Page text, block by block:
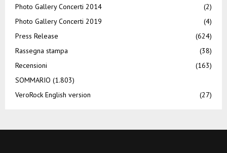
Photo Gallery Concerti 2014
(2)
Photo Gallery Concerti 2019
(4)
Press Release
(624)
Rassegna stampa
(38)
Recensioni
(163)
SOMMARIO (1.803)
VeroRock English version
(27)